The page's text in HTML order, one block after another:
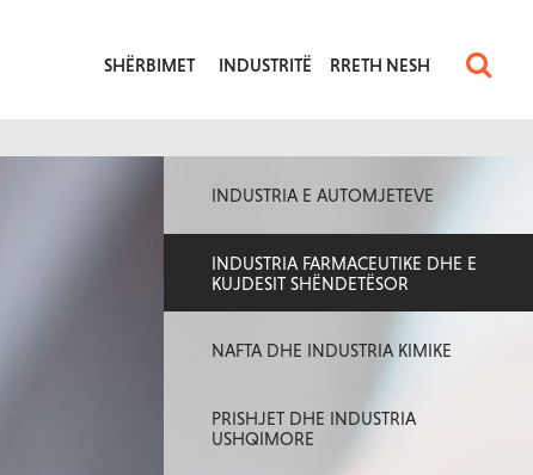
SHËRBIMET INDUSTRITË RRETH NESH
INDUSTRIA E AUTOMJETEVE
INDUSTRIA FARMACEUTIKE DHE E
KUJDESIT SHËNDETËSOR
NAFTA DHE INDUSTRIA KIMIKE
PRISHJET DHE INDUSTRIA
USHQIMORE